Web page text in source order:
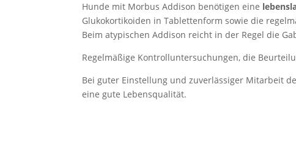
Hunde mit Morbus Addison benötigen eine
Glukokortikoiden in Tablettenform sowie die
Beim atypischen Addison reicht in der Regel die
Regelmäßige Kontrolluntersuchungen, die
Bei guter Einstellung und zuverlässiger Mitarbeit
eine gute Lebensqualität.